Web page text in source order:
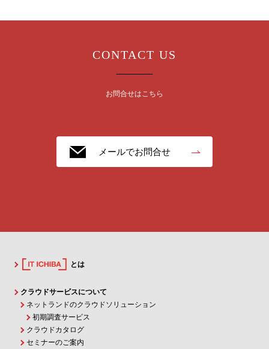
CONTACT US
お問合せはこちら
メールでお問合せ
とは
クラウドサービスについて
ネットランドのクラウドソリューション
初期調査サービス
クラウドカタログ
セミナーのご案内